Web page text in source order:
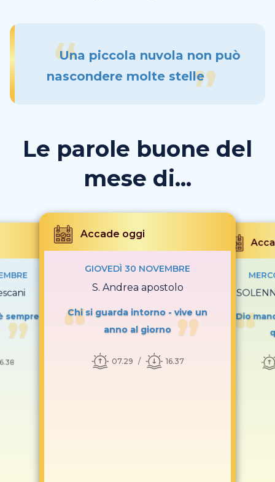
Una piccola nuvola non può
nascondere molte stelle
Le parole buone del
mese di...
sempre
Accade oggi
GIOVEDÌ 30 NOVEMBRE
S. Andrea apostolo
Chi si guarda intorno - vive un
anno al giorno
07.29 16.37
Dio